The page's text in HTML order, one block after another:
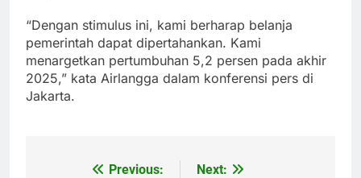
“Dengan stimulus ini, kami berharap belanja
pemerintah dapat dipertahankan. Kami
menargetkan pertumbuhan 5,2 persen pada akhir
2025,” kata Airlangga dalam konferensi pers di
Jakarta.
Previous:
Next: